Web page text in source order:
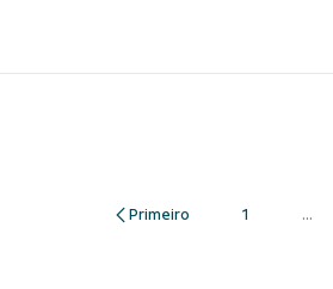
Página
1 ...